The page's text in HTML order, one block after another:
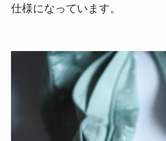
仕様になっています。